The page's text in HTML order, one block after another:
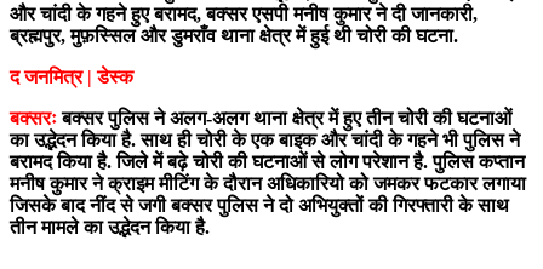
और चांदी के गहने हुए बरामद, बक्सर एसपी मनीष कुमार ने दी जानकारी,
ब्रह्मपुर, मुफ़स्सिल और डुमराँव थाना क्षेत्र में हुई थी चोरी की घटना.
द जनमित्र | डेस्क
बक्सरःबक्सर पुलिस ने अलग-अलग थाना क्षेत्र में हुए तीन चोरी की घटनाओं
का उद्भेदन किया है. साथ ही चोरी के एक बाइक और चांदी के गहने भी पुलिस ने
बरामद किया है. जिले में बढ़े चोरी की घटनाओं से लोग परेशान है. पुलिस कप्तान
मनीष कुमार ने क्राइम मीटिंग के दौरान अधिकारियो को जमकर फटकार लगाया
जिसके बाद नींद से जगी बक्सर पुलिस ने दो अभियुक्तों की गिरफ्तारी के साथ
तीन मामले का उद्भेदन किया है.